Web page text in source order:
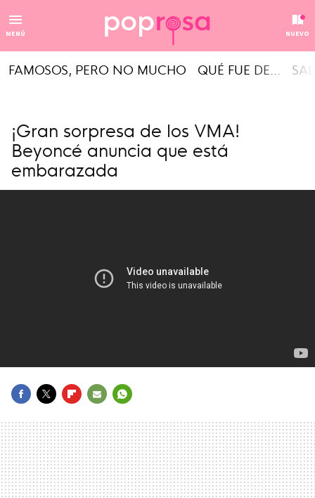
MENÚ NUEVO
FAMOSOS, PERO NO MUCHO QUÉ FUE DE...
¡Gran sorpresa de los VMA!
Beyoncé anuncia que está
embarazada
MAIL